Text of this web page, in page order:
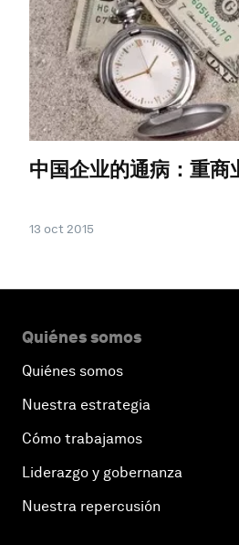
中国企业的通病：重商
13 oct 2015
Quiénes somos
Quiénes somos
Nuestra estrategia
Cómo trabajamos
Liderazgo y gobernanza
Nuestra repercusión